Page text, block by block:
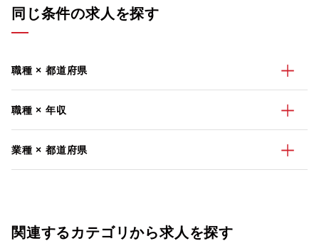
同じ条件の求人を探す
職種 × 都道府県
職種 × 年収
業種 × 都道府県
関連するカテゴリから求人を探す